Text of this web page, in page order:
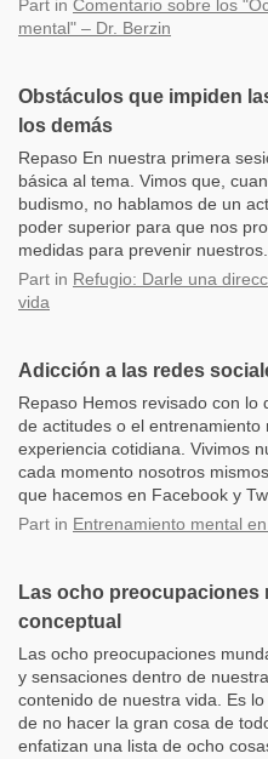
Part in Comentario sobre los
mental" – Dr. Berzin
Obstáculos que impiden
los demás
Repaso En nuestra primera
básica al tema. Vimos que,
budismo, no hablamos de un
poder superior para que nos
medidas para prevenir nuestros...
Part in Refugio: Darle una
vida
Adicción a las redes
Repaso Hemos revisado con
de actitudes o el entrenamiento
experiencia cotidiana. Vivimos
cada momento nosotros
que hacemos en Facebook y
Part in Entrenamiento mental
Las ocho preocupaciones
conceptual
Las ocho preocupaciones
y sensaciones dentro de
contenido de nuestra vida. Es
de no hacer la gran cosa de
enfatizan una lista de ocho